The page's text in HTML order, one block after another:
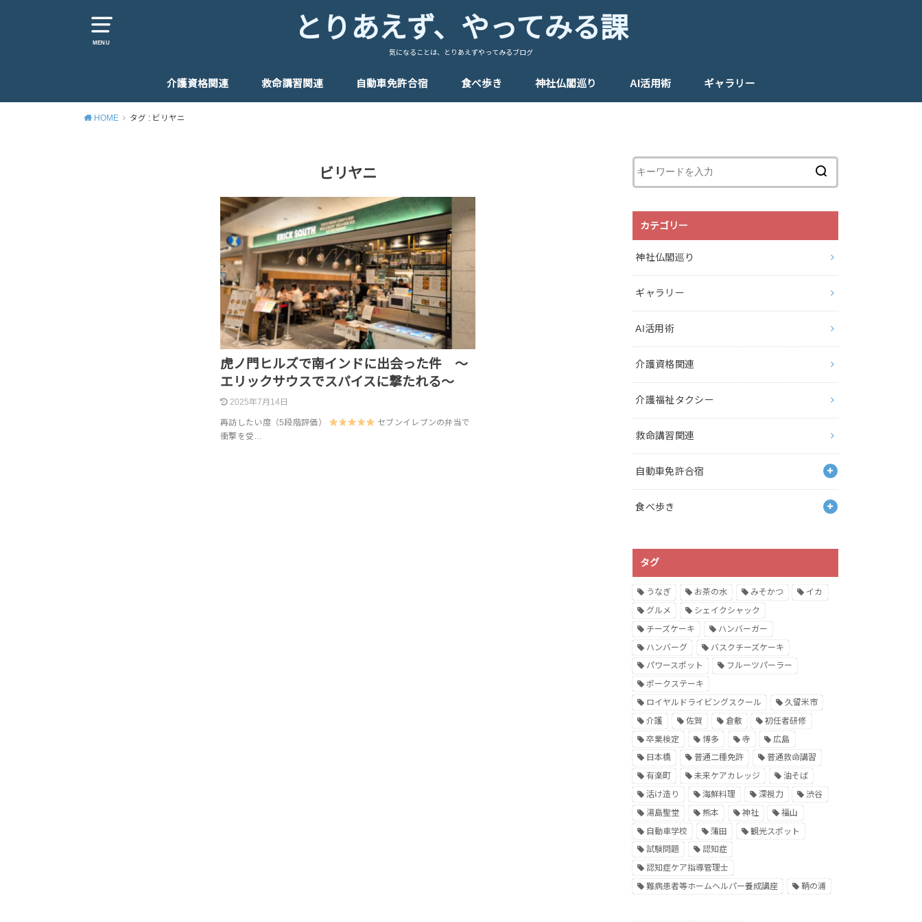
MENU とりあえず、やってみる課
気になることは、とりあえずやってみるブログ
介護資格関連 救命講習関連 自動車免許合宿 食べ歩き 神社仏閣巡り AI活用術 ギャラリー
HOME タグ : ビリヤニ
ビリヤニ
虎ノ門ヒルズで南インドに出会った件 〜
エリックサウスでスパイスに撃たれる〜
2025年7月14日
再訪したい度（5段階評価）
セブンイレブンの弁当で
衝撃を受…
カテゴリー
神社仏閣巡り
ギャラリー
AI活用術
介護資格関連
介護福祉タクシー
救命講習関連
自動車免許合宿
食べ歩き
タグ
うなぎ お茶の水 みそかつ
イカ
グルメ
シェイクシャック
チーズケーキ
ハンバーガー
ハンバーグ
バスクチーズケーキ
パワースポット
フルーツパーラー
ポークステーキ
ロイヤルドライビングスクール
久留米市
介護
佐賀 倉敷
初任者研修
卒業検定
博多 寺
広島
日本橋
普通二種免許
普通救命講習
有楽町
未来ケアカレッジ
油そば
活け造り
海鮮料理 深視力
渋谷
湯島聖堂
熊本 神社
福山
自動車学校
蒲田
観光スポット
試験問題
認知症
認知症ケア指導管理士
難病患者等ホームヘルパー養成講座
鞆の浦